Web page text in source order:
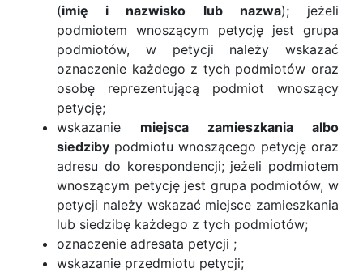
(imię i nazwisko lub nazwa); jeżeli
podmiotem wnoszącym petycję jest grupa
podmiotów, w petycji należy wskazać
oznaczenie każdego z tych podmiotów oraz
osobę reprezentującą podmiot wnoszący
petycję;
wskazanie miejsca zamieszkania albo
siedziby podmiotu wnoszącego petycję oraz
adresu do korespondencji; jeżeli podmiotem
wnoszącym petycję jest grupa podmiotów, w
petycji należy wskazać miejsce zamieszkania
lub siedzibę każdego z tych podmiotów;
oznaczenie adresata petycji ;
wskazanie przedmiotu petycji;